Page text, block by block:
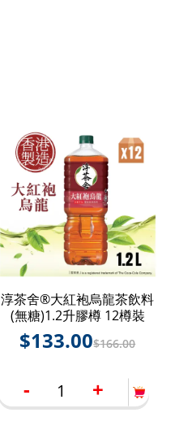
淳茶舍®大紅袍烏龍茶飲料
(無糖)1.2升膠樽 12樽裝
$166.00
$133.00
-
+